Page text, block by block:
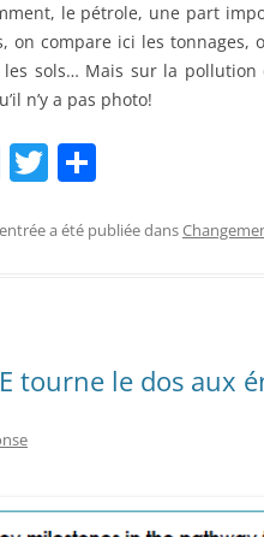
le pétrole, une part
on compare ici les tonnages,
les sols… Mais sur la
n’y a pas photo!
F
c
o
k
T
itt ta
a été publiée dans
tourne le dos aux